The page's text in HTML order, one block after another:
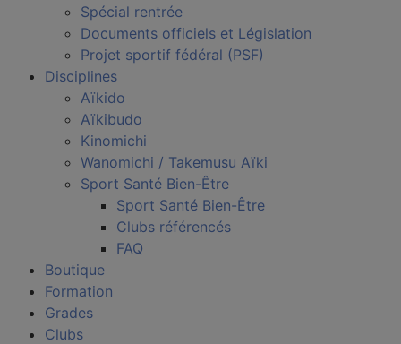
Spécial rentrée
Documents officiels et Législation
Projet sportif fédéral (PSF)
Disciplines
Aïkido
Aïkibudo
Kinomichi
Wanomichi / Takemusu Aïki
Sport Santé Bien-Être
Sport Santé Bien-Être
Clubs référencés
FAQ
Boutique
Formation
Grades
Clubs